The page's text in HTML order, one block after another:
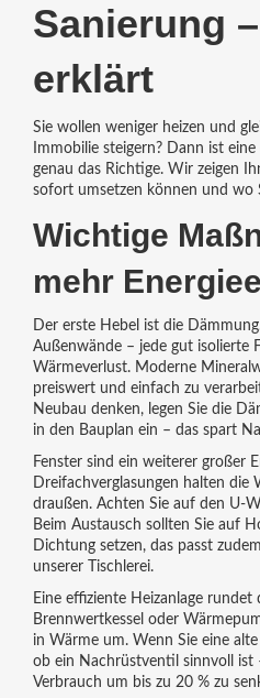
Sanierung
erklärt
Sie wollen weniger heizen und
Immobilie steigern? Dann ist
genau das Richtige. Wir zeigen
sofort umsetzen können und wo
Wichtige
mehr
Der erste Hebel ist die
Außenwände – jede gut isolierte
Wärmeverlust. Moderne
preiswert und einfach zu
Neubau denken, legen Sie die
in den Bauplan ein – das spart
Fenster sind ein weiterer großer
Dreifachverglasungen halten die
draußen. Achten Sie auf den
Beim Austausch sollten Sie auf
Dichtung setzen, das passt
unserer Tischlerei.
Eine effiziente Heizanlage rundet
Brennwertkessel oder
in Wärme um. Wenn Sie eine
ob ein Nachrüstventil sinnvoll ist
Verbrauch um bis zu 20 % zu